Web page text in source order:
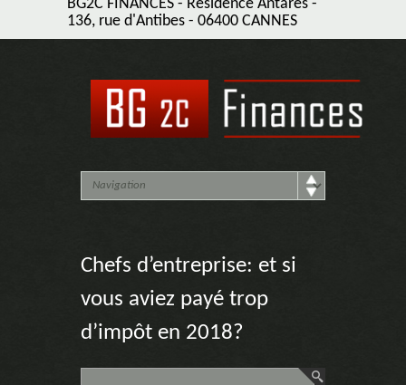
BG2C FINANCES - Résidence Antarès -
136, rue d'Antibes - 06400 CANNES
Chefs d’entreprise: et si
vous aviez payé trop
d’impôt en 2018?